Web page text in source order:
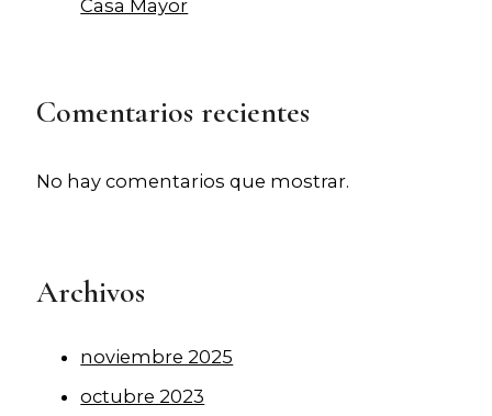
Casa Mayor
Comentarios recientes
No hay comentarios que mostrar.
Archivos
noviembre 2025
octubre 2023